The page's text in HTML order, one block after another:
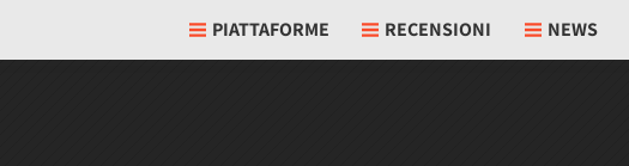
PIATTAFORME RECENSIONI NEWS